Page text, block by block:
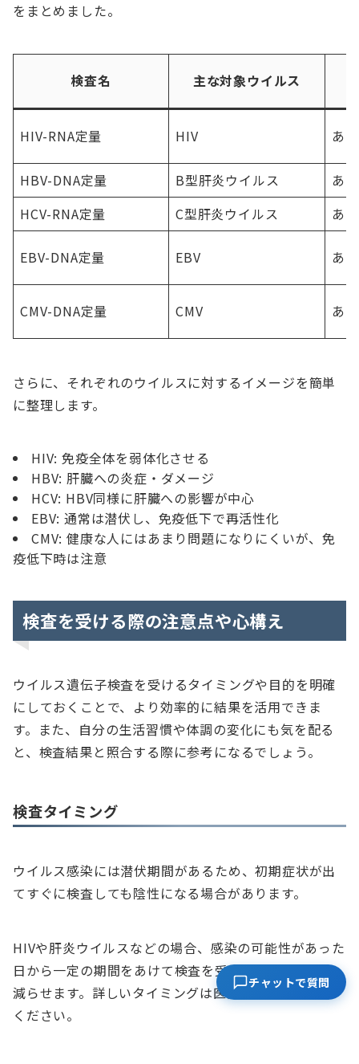
をまとめました。
検査名 主な対象ウイルス
HIV-RNA定量 HIV あり
HBV-DNA定量 B型肝炎ウイルス
あり
HCV-RNA定量
C型肝炎ウイルス あり
EBV-DNA定量 EBV あ
CMV-DNA定量 CMV あ
さらに、それぞれのウイルスに対するイメージを簡単
に整理します。
HIV: 免疫全体を弱体化させる
HBV: 肝臓への炎症・ダメージ
HCV: HBV同様に肝臓への影響が中心
EBV: 通常は潜伏し、免疫低下で再活性化
CMV: 健康な人にはあまり問題になりにくいが、免
疫低下時は注意
検査を受ける際の注意点や心構え
ウイルス遺伝子検査を受けるタイミングや目的を明確
にしておくことで、より効率的に結果を活用できま
す。また、自分の生活習慣や体調の変化にも気を配る
と、検査結果と照合する際に参考になるでしょう。
検査タイミング
ウイルス感染には潜伏期間があるため、初期症状が出
てすぐに検査しても陰性になる場合があります。
HIVや肝炎ウイルスなどの場合、感染の可能性があった
日から一定の期間をあけて検査を受けると、偽陰性を
減らせます。詳しいタイミングは医師の指示に従って
ください。
チャットで質問